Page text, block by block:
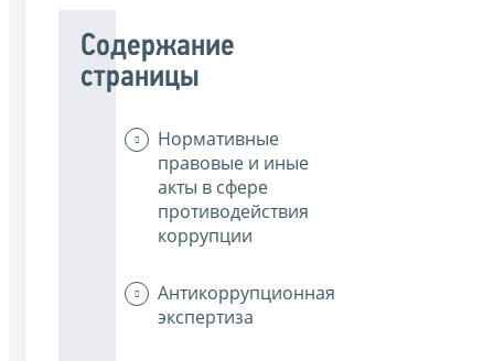
Содержание
страницы
Нормативные
правовые и иные
акты в сфере
противодействия
коррупции
Антикоррупционная
экспертиза